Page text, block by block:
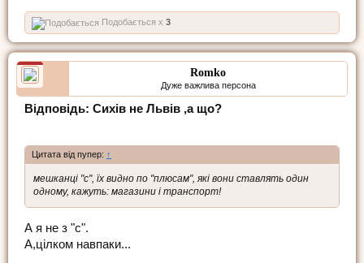
Подобається x 3
Romko
Дуже важлива персона
Відповідь: Сихів не Львів ,а що?
Цитата від пупер: ↑
мешканці "с", їх видно по "плюсам", які вони ставлять один
одному, кажуть: магазини і транспорт!
А я не з "с".
А,цілком навпаки...